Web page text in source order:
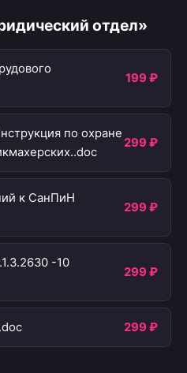
отдел»
199 ₽
по охране
299 ₽
к СанПиН
299 ₽
-10
299 ₽
299 ₽